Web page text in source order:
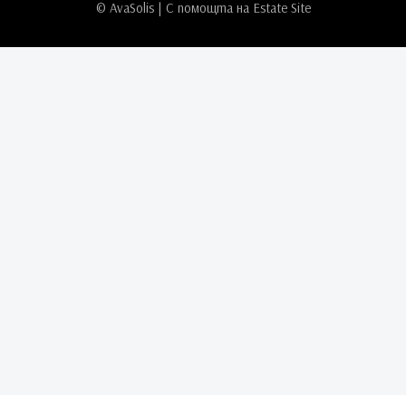
© AvaSolis | С помощта на Estate Site